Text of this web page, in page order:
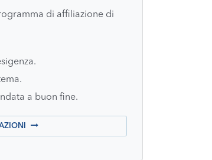
di affiliazione di
a buon fine.